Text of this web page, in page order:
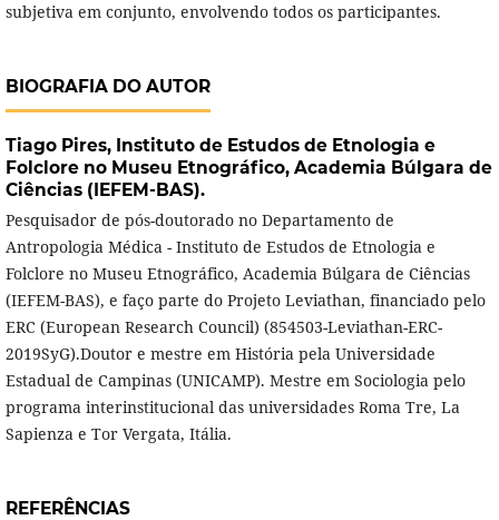
subjetiva em conjunto, envolvendo todos os participantes.
BIOGRAFIA DO AUTOR
Tiago Pires, Instituto de Estudos de Etnologia e
Folclore no Museu Etnográfico, Academia Búlgara de
Ciências (IEFEM-BAS).
Pesquisador de pós-doutorado no Departamento de
Antropologia Médica - Instituto de Estudos de Etnologia e
Folclore no Museu Etnográfico, Academia Búlgara de Ciências
(IEFEM-BAS), e faço parte do Projeto Leviathan, financiado pelo
ERC (European Research Council) (854503-Leviathan-ERC-
2019SyG).Doutor e mestre em História pela Universidade
Estadual de Campinas (UNICAMP). Mestre em Sociologia pelo
programa interinstitucional das universidades Roma Tre, La
Sapienza e Tor Vergata, Itália.
REFERÊNCIAS